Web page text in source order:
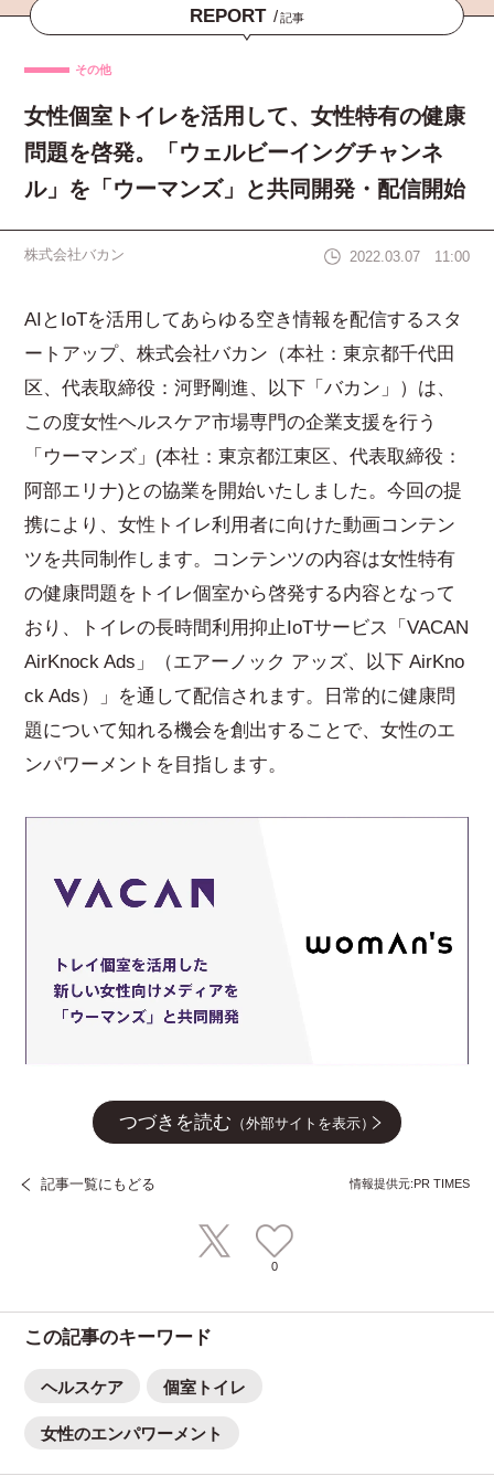
REPORT /記事
その他
女性個室トイレを活用して、女性特有の健康
問題を啓発。「ウェルビーイングチャンネ
ル」を「ウーマンズ」と共同開発・配信開始
株式会社バカン 2022.03.07 11:00
AIとIoTを活用してあらゆる空き情報を配信するスタ
ートアップ、株式会社バカン（本社：東京都千代田
区、代表取締役：河野剛進、以下「バカン」）は、
この度女性ヘルスケア市場専門の企業支援を行う
「ウーマンズ」(本社：東京都江東区、代表取締役：
阿部エリナ)との協業を開始いたしました。今回の提
携により、女性トイレ利用者に向けた動画コンテン
ツを共同制作します。コンテンツの内容は女性特有
の健康問題をトイレ個室から啓発する内容となって
おり、トイレの長時間利用抑止IoTサービス「VACAN
AirKnock Ads」（エアーノック アッズ、以下 AirKno
ck Ads）」を通して配信されます。日常的に健康問
題について知れる機会を創出することで、女性のエ
ンパワーメントを目指します。
つづきを読む （外部サイトを表示）
記事一覧にもどる 情報提供元:PR TIMES
0
この記事のキーワード
ヘルスケア 個室トイレ
女性のエンパワーメント